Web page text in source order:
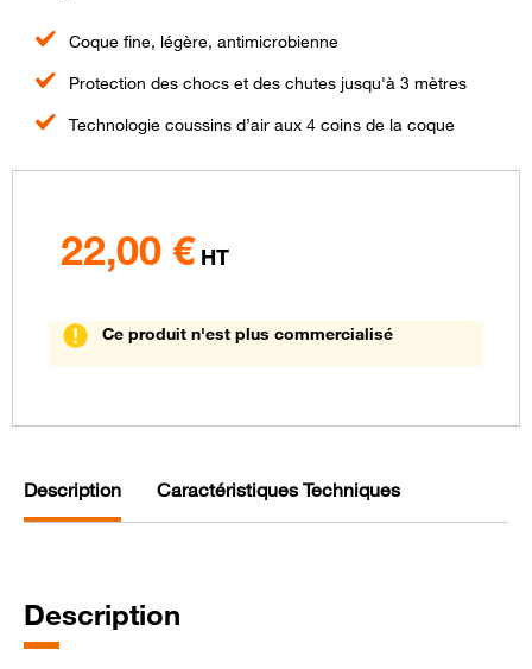
Coque fine, légère, antimicrobienne
Protection des chocs et des chutes jusqu'à 3 mètres
Technologie coussins d’air aux 4 coins de la coque
22,00 € HT
Ce produit n'est plus commercialisé
Description Caractéristiques Techniques
Description